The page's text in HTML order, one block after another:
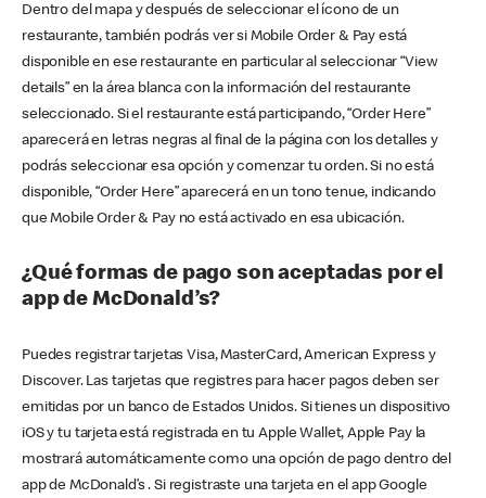
Dentro del mapa y después de seleccionar el ícono de un
restaurante, también podrás ver si Mobile Order & Pay está
disponible en ese restaurante en particular al seleccionar “View
details” en la área blanca con la información del restaurante
seleccionado. Si el restaurante está participando, “Order Here”
aparecerá en letras negras al final de la página con los detalles y
podrás seleccionar esa opción y comenzar tu orden. Si no está
disponible, “Order Here” aparecerá en un tono tenue, indicando
que Mobile Order & Pay no está activado en esa ubicación.
¿Qué formas de pago son aceptadas por el
app de McDonald’s?
Puedes registrar tarjetas Visa, MasterCard, American Express y
Discover. Las tarjetas que registres para hacer pagos deben ser
emitidas por un banco de Estados Unidos. Si tienes un dispositivo
iOS y tu tarjeta está registrada en tu Apple Wallet, Apple Pay la
mostrará automáticamente como una opción de pago dentro del
app de McDonald’s . Si registraste una tarjeta en el app Google